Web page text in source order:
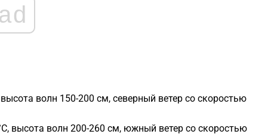
ad
волн 150-200 см, северный ветер со скоростью
высота волн 200-260 см, южный ветер со скоростью